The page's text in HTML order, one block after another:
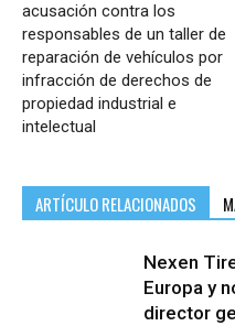
acusación contra los
responsables de un taller de
reparación de vehículos por
infracción de derechos de
propiedad industrial e
intelectual
ARTÍCULO RELACIONADOS
Nexen
Europa y
director